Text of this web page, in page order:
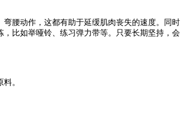
腰动作，这都有助于延缓肌肉丧失的速度。同时
比如举哑铃、练习弹力带等。只要长期坚持，会
。